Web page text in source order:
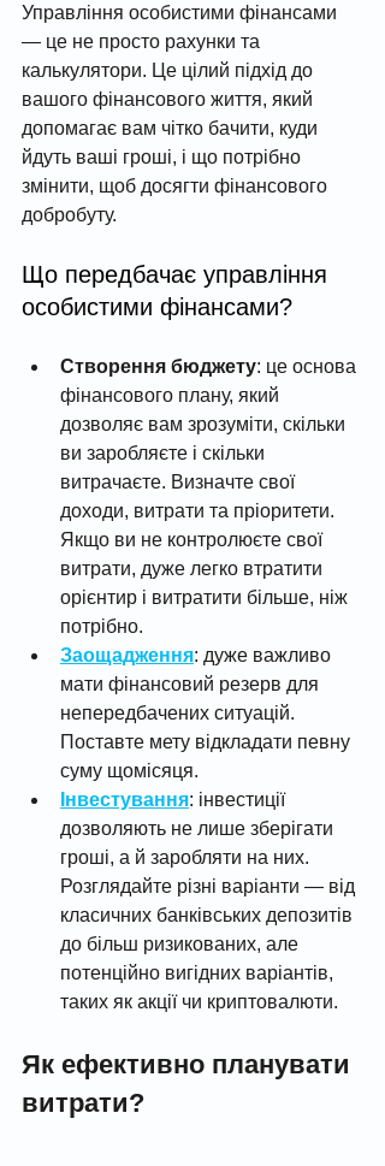
Управління особистими фінансами
— це не просто рахунки та
калькулятори. Це цілий підхід до
вашого фінансового життя, який
допомагає вам чітко бачити, куди
йдуть ваші гроші, і що потрібно
змінити, щоб досягти фінансового
добробуту.
Що передбачає управління
особистими фінансами?
Створення бюджету: це основа
фінансового плану, який
дозволяє вам зрозуміти, скільки
ви заробляєте і скільки
витрачаєте. Визначте свої
доходи, витрати та пріоритети.
Якщо ви не контролюєте свої
витрати, дуже легко втратити
орієнтир і витратити більше, ніж
потрібно.
Заощадження: дуже важливо
мати фінансовий резерв для
непередбачених ситуацій.
Поставте мету відкладати певну
суму щомісяця.
Інвестування: інвестиції
дозволяють не лише зберігати
гроші, а й заробляти на них.
Розглядайте різні варіанти — від
класичних банківських депозитів
до більш ризикованих, але
потенційно вигідних варіантів,
таких як акції чи криптовалюти.
Як ефективно планувати
витрати?